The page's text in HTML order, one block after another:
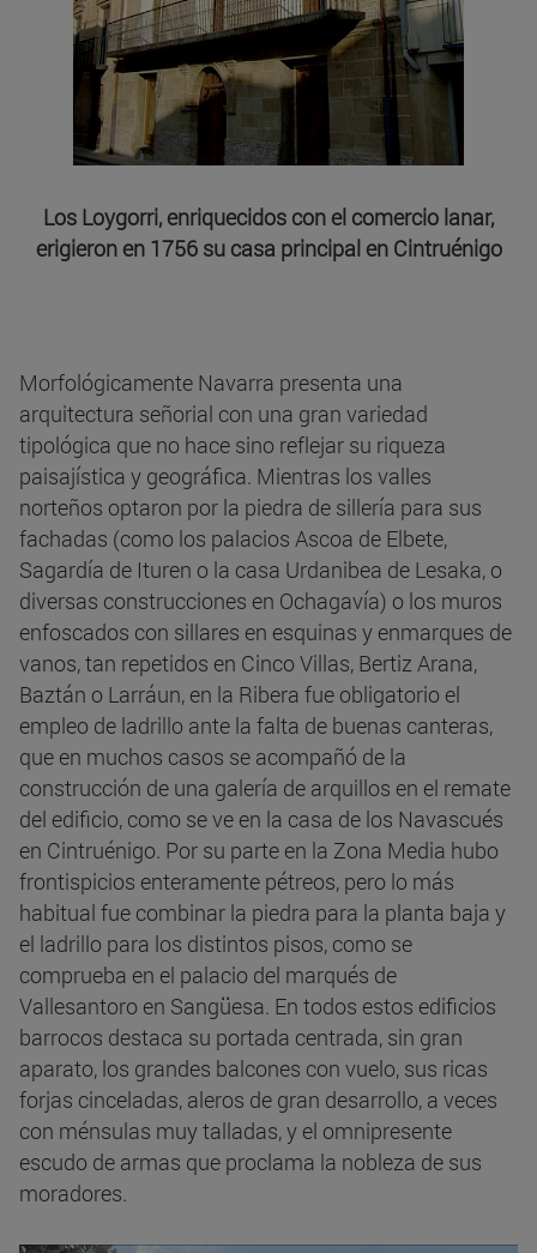
Los Loygorri, enriquecidos con el comercio lanar,
erigieron en 1756 su casa principal en Cintruénigo
Morfológicamente Navarra presenta una
arquitectura señorial con una gran variedad
tipológica que no hace sino reflejar su riqueza
paisajística y geográfica. Mientras los valles
norteños optaron por la piedra de sillería para sus
fachadas (como los palacios Ascoa de Elbete,
Sagardía de Ituren o la casa Urdanibea de Lesaka, o
diversas construcciones en Ochagavía) o los muros
enfoscados con sillares en esquinas y enmarques de
vanos, tan repetidos en Cinco Villas, Bertiz Arana,
Baztán o Larráun, en la Ribera fue obligatorio el
empleo de ladrillo ante la falta de buenas canteras,
que en muchos casos se acompañó de la
construcción de una galería de arquillos en el remate
del edificio, como se ve en la casa de los Navascués
en Cintruénigo. Por su parte en la Zona Media hubo
frontispicios enteramente pétreos, pero lo más
habitual fue combinar la piedra para la planta baja y
el ladrillo para los distintos pisos, como se
comprueba en el palacio del marqués de
Vallesantoro en Sangüesa. En todos estos edificios
barrocos destaca su portada centrada, sin gran
aparato, los grandes balcones con vuelo, sus ricas
forjas cinceladas, aleros de gran desarrollo, a veces
con ménsulas muy talladas, y el omnipresente
escudo de armas que proclama la nobleza de sus
moradores.